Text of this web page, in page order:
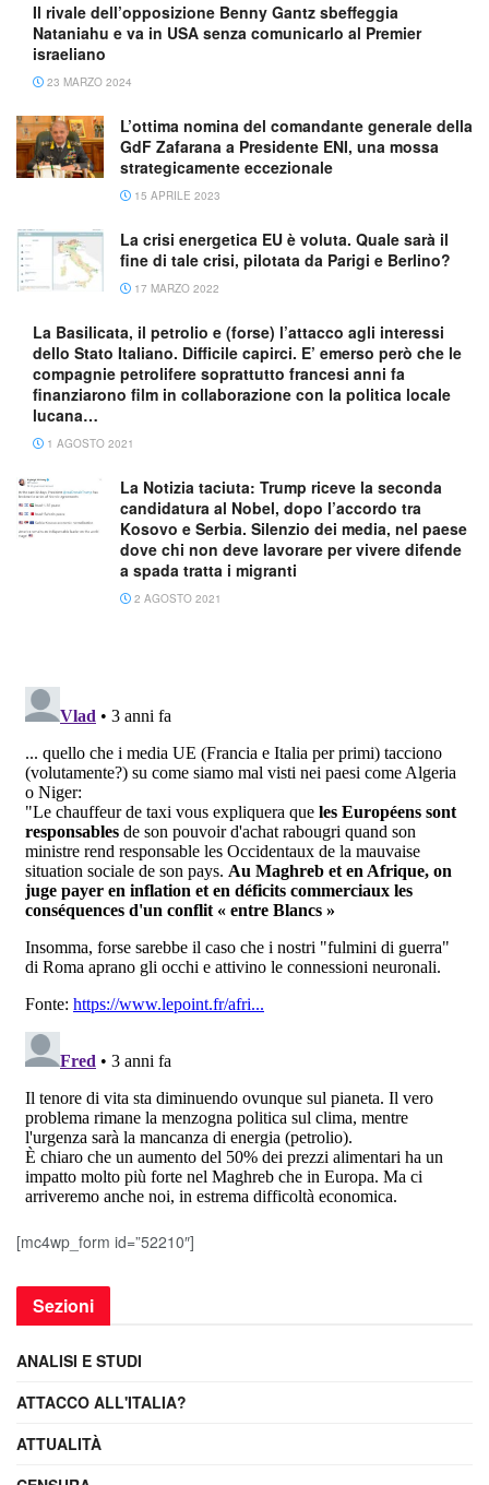
Il rivale dell’opposizione Benny Gantz sbeffeggia
Nataniahu e va in USA senza comunicarlo al Premier
israeliano
23 MARZO 2024
L’ottima nomina del comandante generale della
GdF Zafarana a Presidente ENI, una mossa
strategicamente eccezionale
15 APRILE 2023
La crisi energetica EU è voluta. Quale sarà il
fine di tale crisi, pilotata da Parigi e Berlino?
17 MARZO 2022
La Basilicata, il petrolio e (forse) l’attacco agli interessi
dello Stato Italiano. Difficile capirci. E’ emerso però che le
compagnie petrolifere soprattutto francesi anni fa
finanziarono film in collaborazione con la politica locale
lucana…
1 AGOSTO 2021
La Notizia taciuta: Trump riceve la seconda
candidatura al Nobel, dopo l’accordo tra
Kosovo e Serbia. Silenzio dei media, nel paese
dove chi non deve lavorare per vivere difende
a spada tratta i migranti
2 AGOSTO 2021
[mc4wp_form id=”52210″]
Sezioni
ANALISI E STUDI
ATTACCO ALL'ITALIA?
ATTUALITÀ